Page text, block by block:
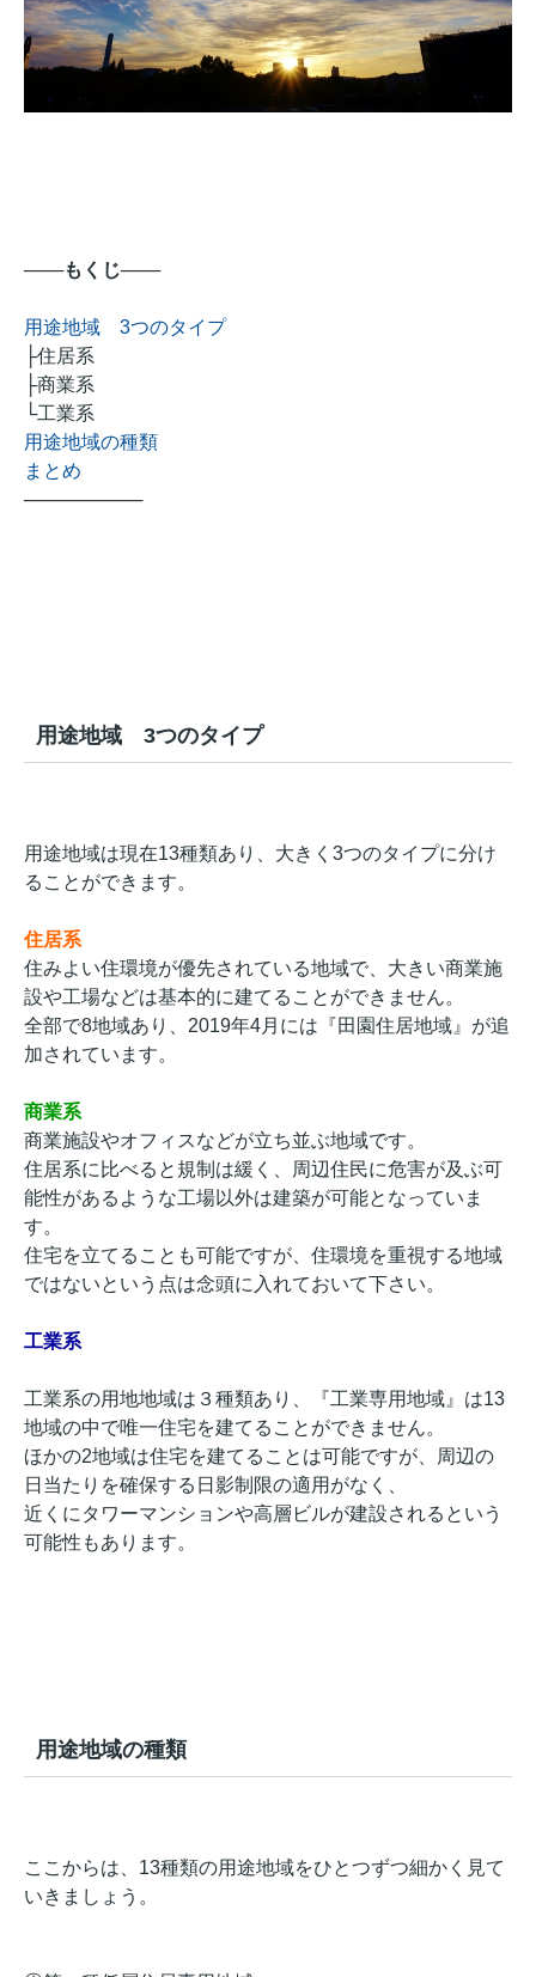
───もくじ───
用途地域 3つのタイプ
├住居系
├商業系
└工業系
用途地域の種類
まとめ
─────────
用途地域 3つのタイプ
用途地域は現在13種類あり、大きく3つのタイプに分け
ることができます。
住居系
住みよい住環境が優先されている地域で、大きい商業施
設や工場などは基本的に建てることができません。
全部で8地域あり、2019年4月には『田園住居地域』が追
加されています。
商業系
商業施設やオフィスなどが立ち並ぶ地域です。
住居系に比べると規制は緩く、周辺住民に危害が及ぶ可
能性があるような工場以外は建築が可能となっていま
す。
住宅を立てることも可能ですが、住環境を重視する地域
ではないという点は念頭に入れておいて下さい。
工業系
工業系の用地地域は３種類あり、『工業専用地域』は13
地域の中で唯一住宅を建てることができません。
ほかの2地域は住宅を建てることは可能ですが、周辺の
日当たりを確保する日影制限の適用がなく、
近くにタワーマンションや高層ビルが建設されるという
可能性もあります。
用途地域の種類
ここからは、13種類の用途地域をひとつずつ細かく見て
いきましょう。